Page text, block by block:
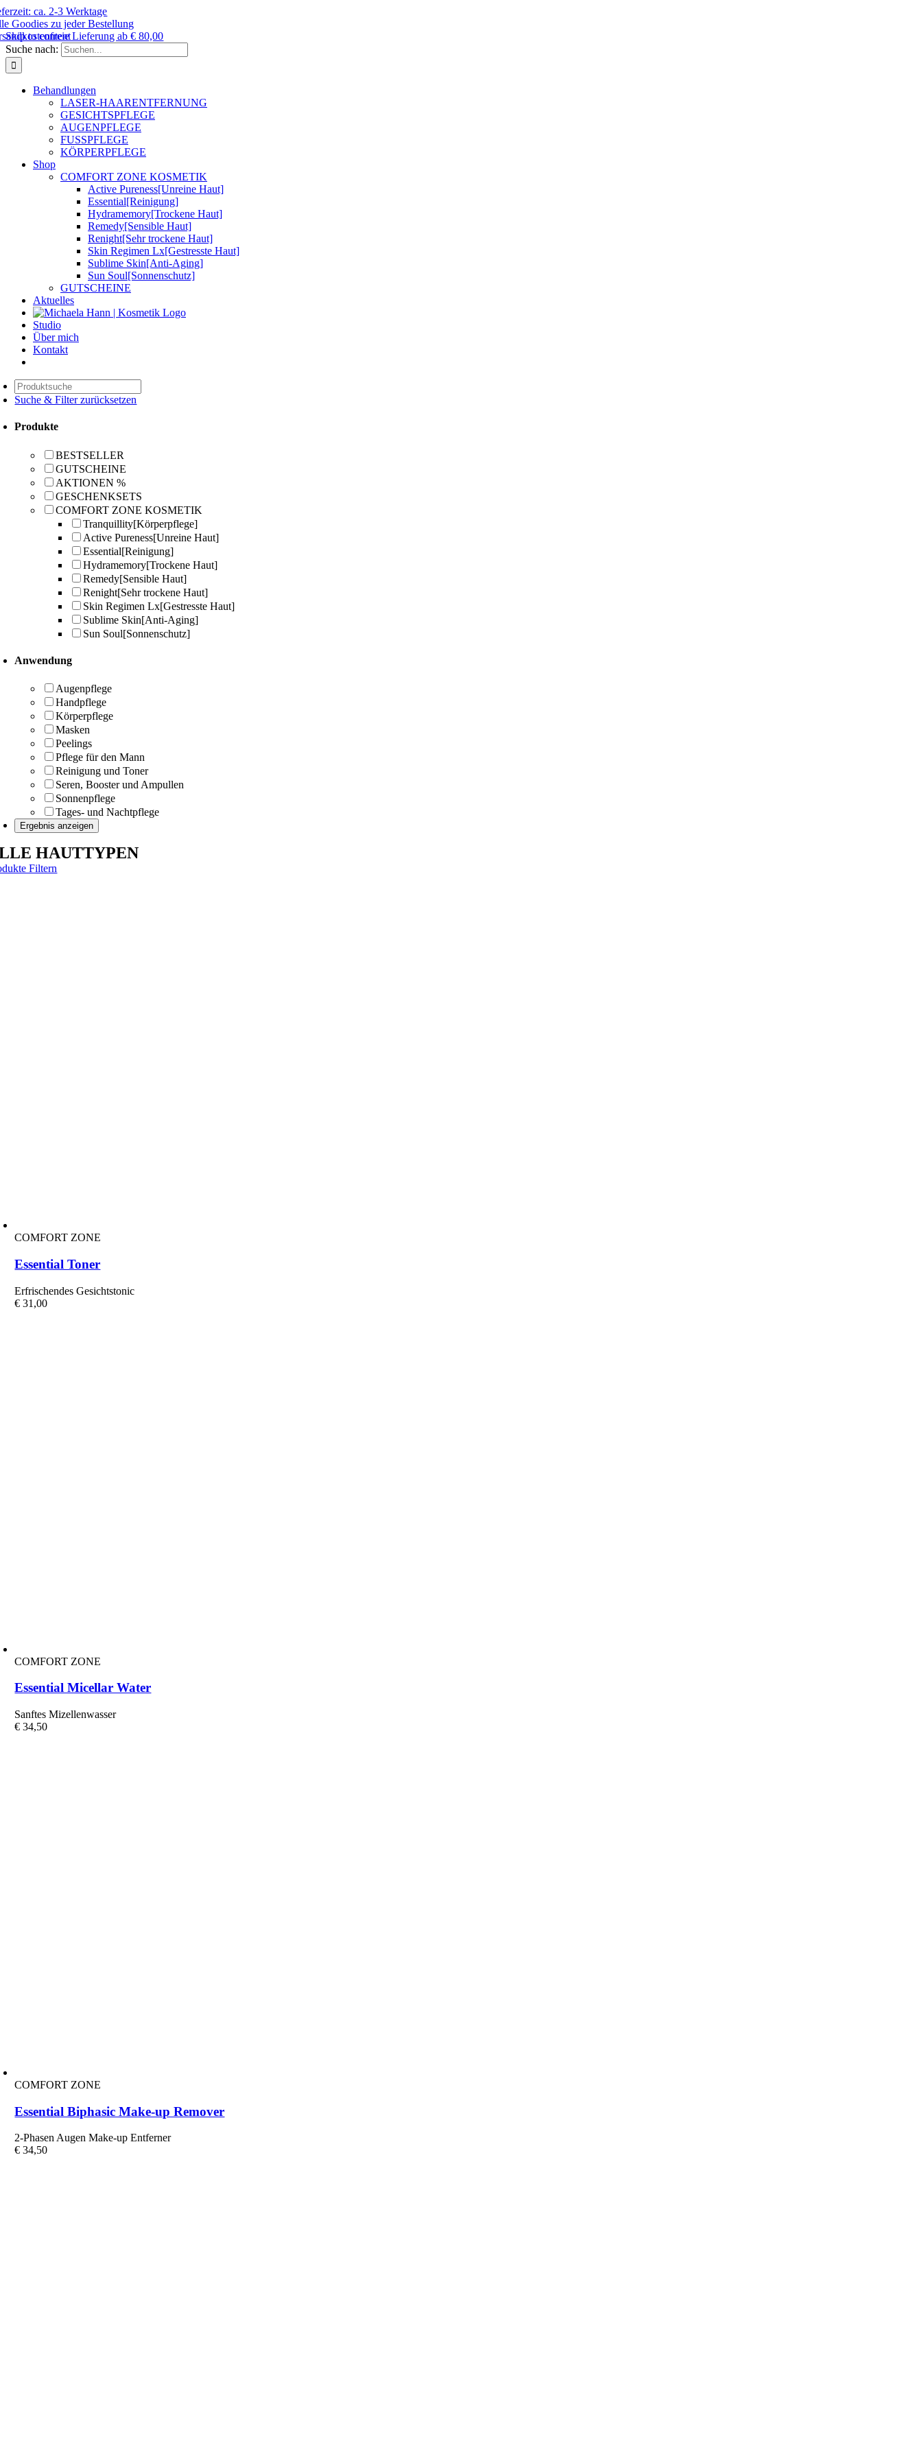
ca. 2-3 Werktage
Goodies zu jeder Bestellung
Lieferung ab € 80,00
Skip to content
Suche nach:
Behandlungen
LASER-HAARENTFERNUNG
GESICHTSPFLEGE
AUGENPFLEGE
FUSSPFLEGE
KÖRPERPFLEGE
Shop
COMFORT ZONE KOSMETIK
Active Pureness[Unreine Haut]
Essential[Reinigung]
Hydramemory[Trockene Haut]
Remedy[Sensible Haut]
Renight[Sehr trockene Haut]
Skin Regimen Lx[Gestresste Haut]
Sublime Skin[Anti-Aging]
Sun Soul[Sonnenschutz]
GUTSCHEINE
Aktuelles
Studio
Über mich
Kontakt
Suche & Filter zurücksetzen
Produkte
BESTSELLER
GUTSCHEINE
AKTIONEN %
GESCHENKSETS
COMFORT ZONE KOSMETIK
Tranquillity[Körperpflege]
Active Pureness[Unreine Haut]
Essential[Reinigung]
Hydramemory[Trockene Haut]
Remedy[Sensible Haut]
Renight[Sehr trockene Haut]
Skin Regimen Lx[Gestresste Haut]
Sublime Skin[Anti-Aging]
Sun Soul[Sonnenschutz]
Anwendung
Augenpflege
Handpflege
Körperpflege
Masken
Peelings
Pflege für den Mann
Reinigung und Toner
Seren, Booster und Ampullen
Sonnenpflege
Tages- und Nachtpflege
HAUTTYPEN
Filtern
COMFORT ZONE
Essential Toner
Erfrischendes Gesichtstonic
€ 31,00
COMFORT ZONE
Essential Micellar Water
Sanftes Mizellenwasser
€ 34,50
COMFORT ZONE
Essential Biphasic Make-up Remover
2-Phasen Augen Make-up Entferner
€ 34,50